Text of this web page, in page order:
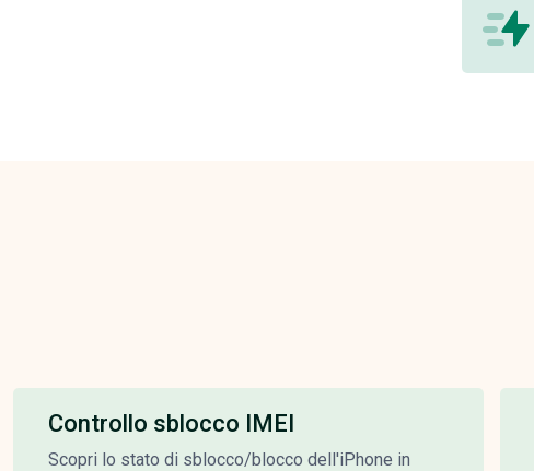
Controllo sblocco IMEI
Scopri lo stato di sblocco/blocco dell'iPhone in